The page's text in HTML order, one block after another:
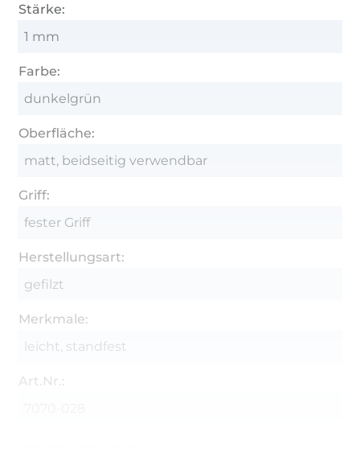
Stärke:
1 mm
Farbe:
dunkelgrün
Oberfläche:
matt, beidseitig verwendbar
Griff:
fester Griff
Herstellungsart:
gefilzt
Merkmale:
leicht, standfest
Art.Nr.: